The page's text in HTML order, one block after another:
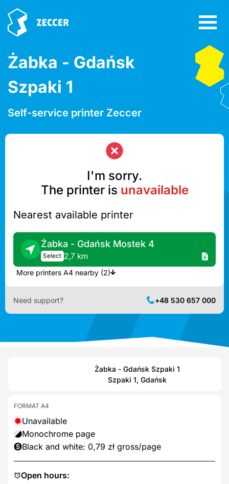
Żabka - Gdańsk
Szpaki 1
Self-service printer Zeccer
I'm sorry.
The printer is unavailable
Nearest available printer
Żabka - Gdańsk Mostek 4
Select 2,7 km
More printers A4 nearby (2)
Need support? +48 530 657 000
Żabka - Gdańsk Szpaki 1
Szpaki 1, Gdańsk
Open hours:
FORMAT A4
Unavailable
Monochrome page
Black and white: 0,79 zł gross/page